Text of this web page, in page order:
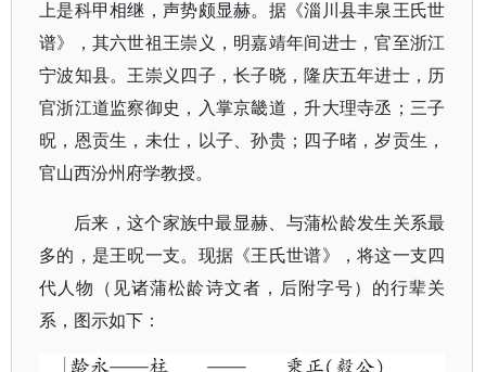
上是科甲相继，声势颇显赫。据《淄川县丰泉王氏世
谱》，其六世祖王崇义，明嘉靖年间进士，官至浙江
宁波知县。王崇义四子，长子晓，隆庆五年进士，历
官浙江道监察御史，入掌京畿道，升大理寺丞；三子
㫛，恩贡生，未仕，以子、孙贵；四子暏，岁贡生，
官山西汾州府学教授。
后来，这个家族中最显赫、与蒲松龄发生关系最
多的，是王㫛一支。现据《王氏世谱》，将这一支四
代人物（见诸蒲松龄诗文者，后附字号）的行辈关
系，图示如下：